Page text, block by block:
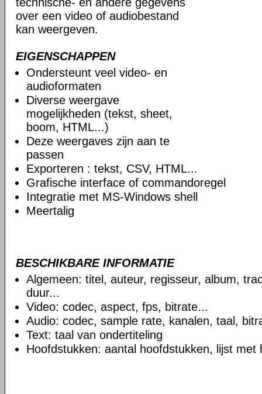
over een video of audiobestand
kan weergeven.
EIGENSCHAPPEN
Ondersteunt veel video- en
audioformaten
Diverse weergave
mogelijkheden (tekst, sheet,
boom, HTML...)
Deze weergaves zijn aan te
passen
Exporteren : tekst, CSV, HTML...
Grafische interface of commandoregel
Integratie met MS-Windows shell
Meertalig
BESCHIKBARE INFORMATIE
Algemeen: titel, auteur, regisseur, album,
duur...
Video: codec, aspect, fps, bitrate...
Audio: codec, sample rate, kanalen, taal,
Text: taal van ondertiteling
Hoofdstukken: aantal hoofdstukken, lijst met